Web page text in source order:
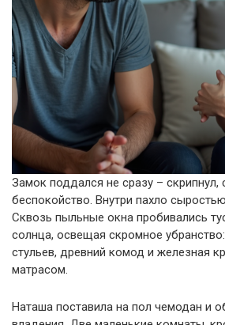
Замок поддался не сразу – скрипнул,
беспокойство. Внутри пахло
Сквозь пыльные окна пробивались
солнца, освещая скромное
стульев, древний комод и железная
матрасом.
Наташа поставила на пол чемодан и